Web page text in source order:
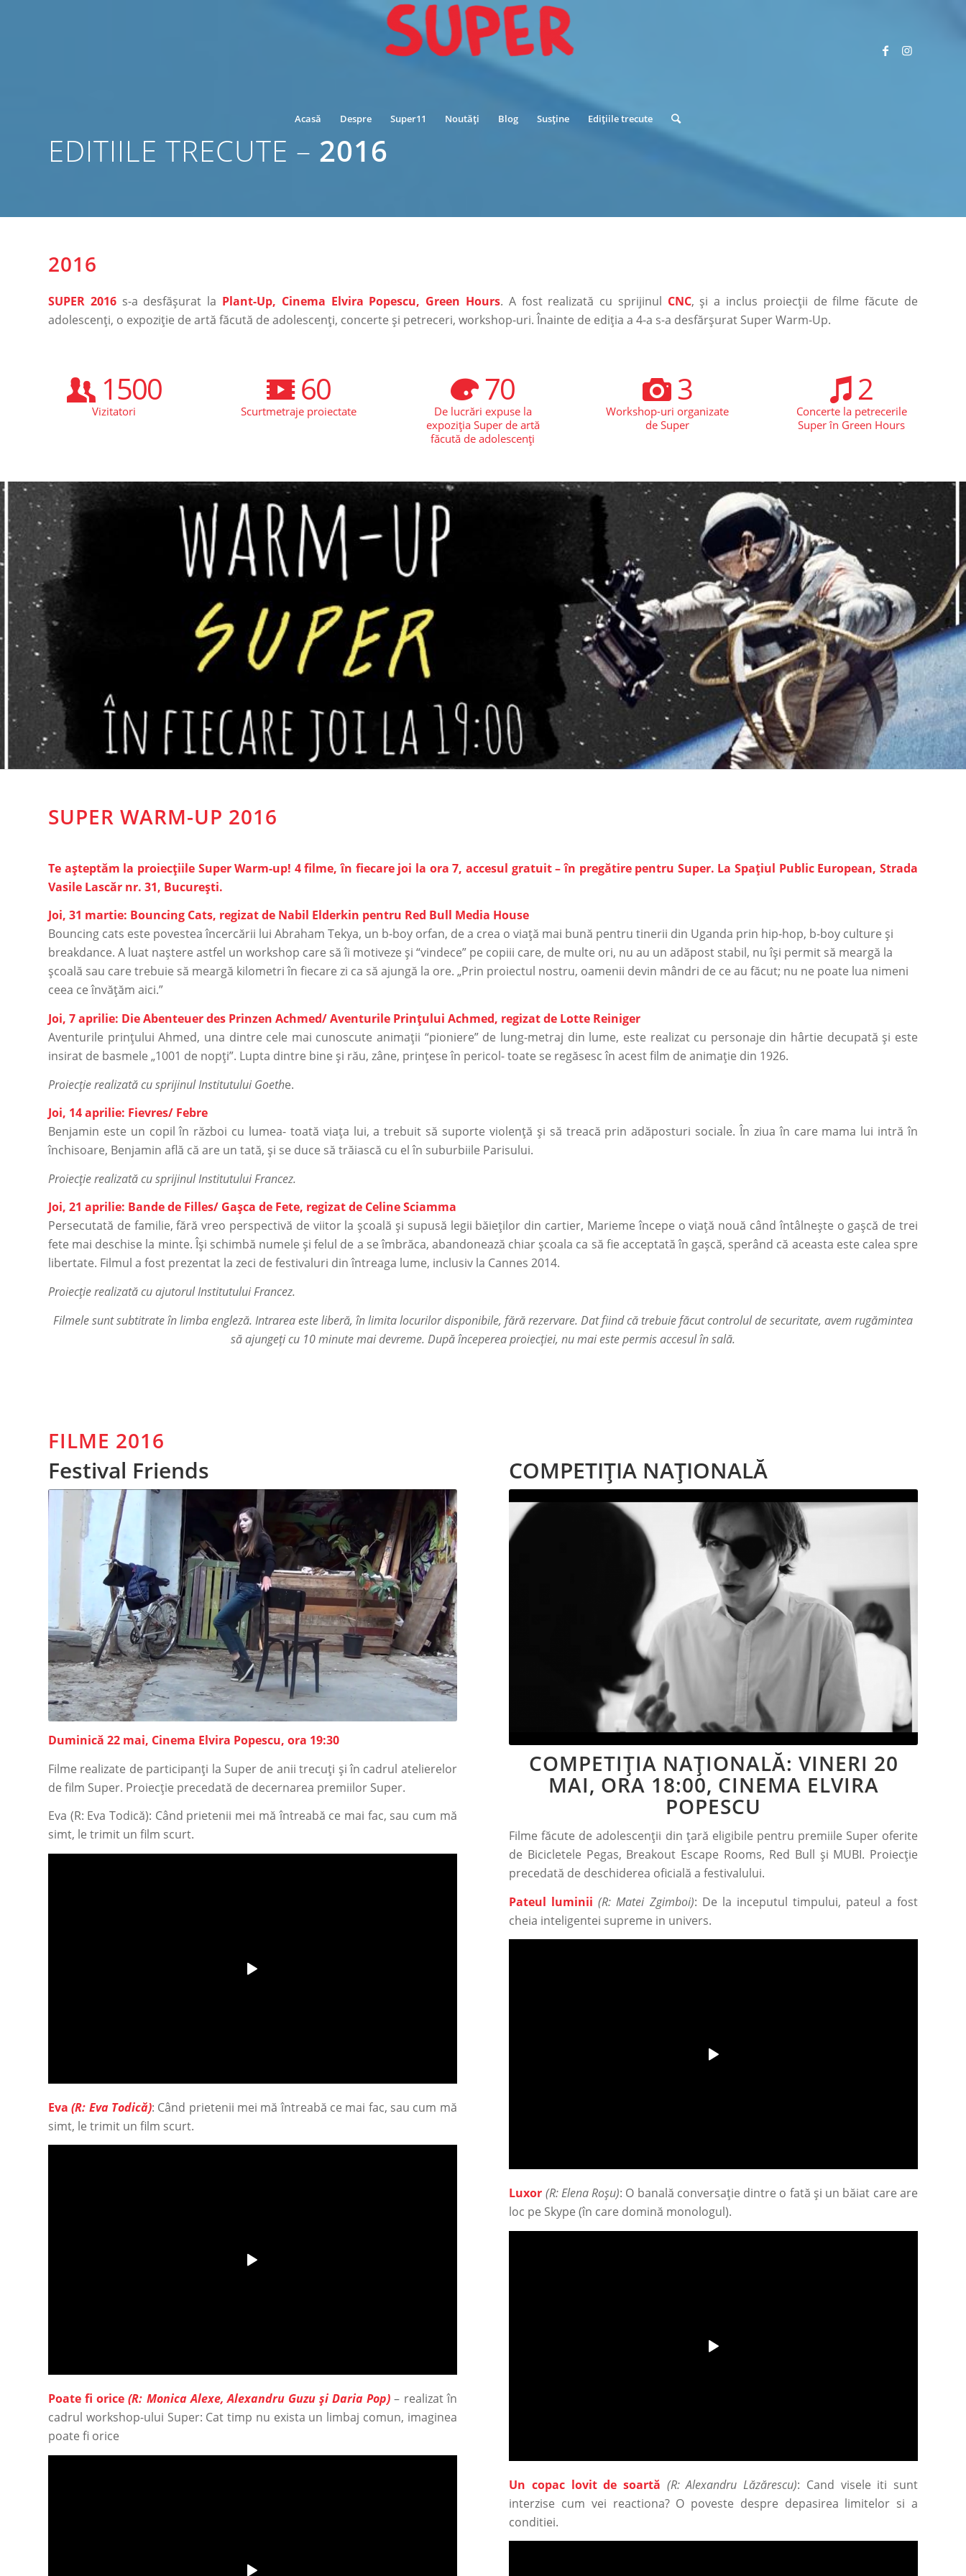
Acasă Despre Super11 Noutăți Blog Susține Edițiile trecute
EDITIILE TRECUTE – 2016
2016
SUPER 2016s-a desfășurat la Plant-Up, Cinema Elvira Popescu, Green Hours. A fost realizată cu sprijinul CNC, și a inclus proiecții de filme făcute de
adolescenți, o expoziție de artă făcută de adolescenți, concerte și petreceri, workshop-uri. Înainte de ediția a 4-a s-a desfărșurat Super Warm-Up.
1500
Vizitatori
60
Scurtmetraje proiectate
70
De lucrări expuse la
expoziția Super de artă
făcută de adolescenți
3
Workshop-uri organizate
de Super
2
Concerte la petrecerile
Super în Green Hours
SUPER WARM-UP 2016
Te așteptăm la proiecțiile Super Warm-up! 4 filme, în fiecare joi la ora 7, accesul gratuit – în pregătire pentru Super. La Spațiul Public European, Strada
Vasile Lascăr nr. 31, București.
Joi, 31 martie: Bouncing Cats, regizat de Nabil Elderkin pentru Red Bull Media House
Bouncing cats este povestea încercării lui Abraham Tekya, un b-boy orfan, de a crea o viață mai bună pentru tinerii din Uganda prin hip-hop, b-boy culture și
breakdance. A luat naștere astfel un workshop care să îi motiveze și “vindece” pe copiii care, de multe ori, nu au un adăpost stabil, nu își permit să meargă la
școală sau care trebuie să meargă kilometri în fiecare zi ca să ajungă la ore. „Prin proiectul nostru, oamenii devin mândri de ce au făcut; nu ne poate lua nimeni
ceea ce învățăm aici.”
Joi, 7 aprilie: Die Abenteuer des Prinzen Achmed/ Aventurile Prințului Achmed, regizat de Lotte Reiniger
Aventurile prințului Ahmed, una dintre cele mai cunoscute animații “pioniere” de lung-metraj din lume, este realizat cu personaje din hârtie decupată și este
insirat de basmele „1001 de nopți”. Lupta dintre bine și rău, zâne, prințese în pericol- toate se regăsesc în acest film de animație din 1926.
Proiecție realizată cu sprijinul Institutului Goethe.
Joi, 14 aprilie: Fievres/ Febre
Benjamin este un copil în război cu lumea- toată viața lui, a trebuit să suporte violență și să treacă prin adăposturi sociale. În ziua în care mama lui intră în
închisoare, Benjamin află că are un tată, și se duce să trăiască cu el în suburbiile Parisului.
Proiecție realizată cu sprijinul Institutului Francez.
Joi, 21 aprilie: Bande de Filles/ Gașca de Fete, regizat de Celine Sciamma
Persecutată de familie, fără vreo perspectivă de viitor la școală și supusă legii băieților din cartier, Marieme începe o viață nouă când întâlnește o gașcă de trei
fete mai deschise la minte. Își schimbă numele și felul de a se îmbrăca, abandonează chiar școala ca să fie acceptată în gașcă, sperând că aceasta este calea spre
libertate. Filmul a fost prezentat la zeci de festivaluri din întreaga lume, inclusiv la Cannes 2014.
Proiecție realizată cu ajutorul Institutului Francez.
Filmele sunt subtitrate în limba engleză. Intrarea este liberă, în limita locurilor disponibile, fără rezervare. Dat fiind că trebuie făcut controlul de securitate, avem rugămintea
să ajungeți cu 10 minute mai devreme. După începerea proiecției, nu mai este permis accesul în sală.
FILME 2016
Festival Friends
Duminică 22 mai, Cinema Elvira Popescu, ora 19:30
Filme realizate de participanți la Super de anii trecuți și în cadrul atelierelor
de film Super. Proiecție precedată de decernarea premiilor Super.
Eva (R: Eva Todică): Când prietenii mei mă întreabă ce mai fac, sau cum mă
simt, le trimit un film scurt.
Eva(R: Eva Todică): Când prietenii mei mă întreabă ce mai fac, sau cum mă
simt, le trimit un film scurt.
Poate fi orice(R: Monica Alexe, Alexandru Guzu și Daria Pop) – realizat în
cadrul workshop-ului Super: Cat timp nu exista un limbaj comun, imaginea
poate fi orice
COMPETIȚIA NAȚIONALĂ
COMPETIȚIA NAȚIONALĂ: VINERI 20
MAI, ORA 18:00, CINEMA ELVIRA
POPESCU
Filme făcute de adolescenții din țară eligibile pentru premiile Super oferite
de Bicicletele Pegas, Breakout Escape Rooms, Red Bull și MUBI. Proiecție
precedată de deschiderea oficială a festivalului.
Pateul luminii (R: Matei Zgimboi): De la inceputul timpului, pateul a fost
cheia inteligentei supreme in univers.
Luxor (R: Elena Roșu): O banală conversație dintre o fată și un băiat care are
loc pe Skype (în care domină monologul).
Un copac lovit de soartă (R: Alexandru Lăzărescu): Cand visele iti sunt
interzise cum vei reactiona? O poveste despre depasirea limitelor si a
conditiei.